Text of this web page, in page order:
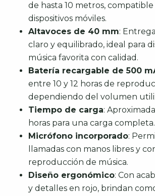
de hasta 10 metros,
dispositivos móviles.
Altavoces de 40 mm:
claro y equilibrado, ideal para
música favorita con calidad.
Batería recargable de 500
entre 10 y 12 horas de
dependiendo del volumen
Tiempo de carga:
horas para una carga completa.
Micrófono incorporado:
llamadas con manos libres y
reproducción de música.
Diseño ergonómico: Con
y detalles en rojo, brindan